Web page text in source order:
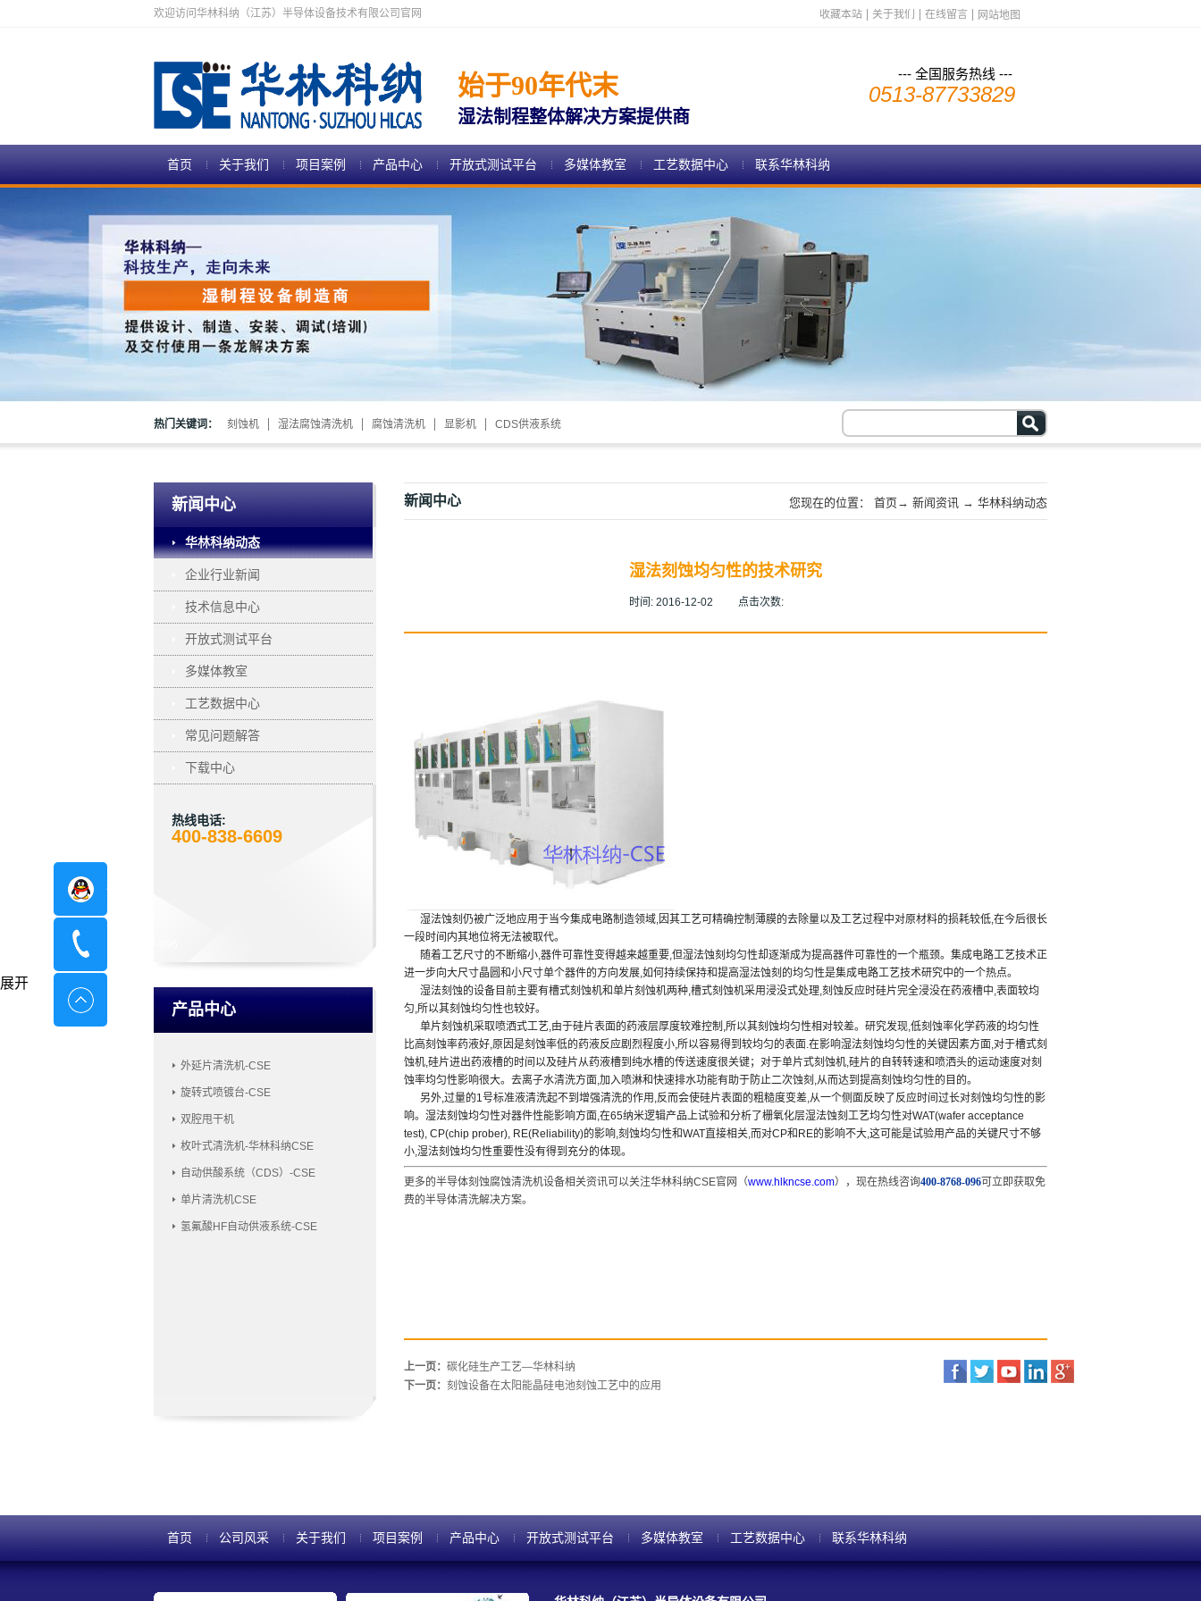
欢迎访问华林科纳（江苏）半导体设备技术有限公司官网 收藏本站 关于我们 在线留言 网站地图
始于90年代末
湿法制程整体解决方案提供商
--- 全国服务热线 ---
0513-87733829
首页 关于我们 项目案例 产品中心 开放式测试平台 多媒体教室 工艺数据中心 联系华林科纳
热门关键词： 刻蚀机 湿法腐蚀清洗机 腐蚀清洗机 显影机 CDS供液系统
新闻中心
华林科纳动态
企业行业新闻
技术信息中心
开放式测试平台
多媒体教室
工艺数据中心
常见问题解答
下载中心
热线电话:
400-838-6609
产品中心
外延片清洗机-CSE
旋转式喷镀台-CSE
双腔甩干机
枚叶式清洗机-华林科纳CSE
自动供酸系统（CDS）-CSE
单片清洗机CSE
氢氟酸HF自动供液系统-CSE
新闻中心 您现在的位置： 首页→ 新闻资讯 → 华林科纳动态
湿法刻蚀均匀性的技术研究
时间: 2016-12-02 点击次数:
湿法蚀刻仍被广泛地应用于当今集成电路制造领域,因其工艺可精确控制薄膜的去除量以及工艺过程中对原材料的损耗较低,在今后很长
一段时间内其地位将无法被取代。
随着工艺尺寸的不断缩小,器件可靠性变得越来越重要,但湿法蚀刻均匀性却逐渐成为提高器件可靠性的一个瓶颈。集成电路工艺技术正
进一步向大尺寸晶圆和小尺寸单个器件的方向发展,如何持续保持和提高湿法蚀刻的均匀性是集成电路工艺技术研究中的一个热点。
湿法刻蚀的设备目前主要有槽式刻蚀机和单片刻蚀机两种,槽式刻蚀机采用浸没式处理,刻蚀反应时硅片完全浸没在药液槽中,表面较均
匀,所以其刻蚀均匀性也较好。
单片刻蚀机采取喷洒式工艺,由于硅片表面的药液层厚度较难控制 ,所以其刻蚀均匀性相对较差。研究发现,低刻蚀率化学药液的均匀性
比高刻蚀率药液好,原因是刻蚀率低的药液反应剧烈程度小,所以容易得到较均匀的表面.在影响湿法刻蚀均匀性的关键因素方面,对于槽式刻
蚀机,硅片进出药液槽的时间以及硅片从药液槽到纯水槽的传送速度很关键；对于单片式刻蚀机,硅片的自转转速和喷洒头的运动速度对刻
蚀率均匀性影响很大。去离子水清洗方面,加入喷淋和快速排水功能有助于防止二次蚀刻 ,从而达到提高刻蚀均匀性的目的。
另外,过量的1号标准液清洗起不到增强清洗的作用 ,反而会使硅片表面的粗糙度变差,从一个侧面反映了反应时间过长对刻蚀均匀性的影
响。湿法刻蚀均匀性对器件性能影响方面,在65纳米逻辑产品上试验和分析了栅氧化层湿法蚀刻工艺均匀性对WAT(wafer acceptance
test), CP(chip prober), RE(Reliability)的影响 ,刻蚀均匀性和WAT直接相关,而对CP和 RE的影响不大,这可能是试验用产品的关键尺寸不够
小,湿法刻蚀均匀性重要性没有得到充分的体现。
更多的半导体刻蚀腐蚀清洗机设备相关资讯可以关注华林科纳CSE官网（www.hlkncse.com），现在热线咨询400-8768-096可立即获取免
费的半导体清洗解决方案。
上一页： 碳化硅生产工艺—华林科纳
下一页： 刻蚀设备在太阳能晶硅电池刻蚀工艺中的应用
首页 公司风采 关于我们 项目案例 产品中心 开放式测试平台 多媒体教室 工艺数据中心 联系华林科纳
在线咨询
展开